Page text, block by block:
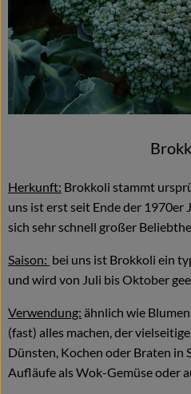
Herkunft: Brokkoli stammt
uns ist erst seit Ende der
sich sehr schnell großer
Saison: bei uns ist Brokkoli ein
und wird von Juli bis Oktober
Verwendung: ähnlich wie
(fast) alles machen, der
Dünsten, Kochen oder Braten in
Aufläufe als Wok-Gemüse oder